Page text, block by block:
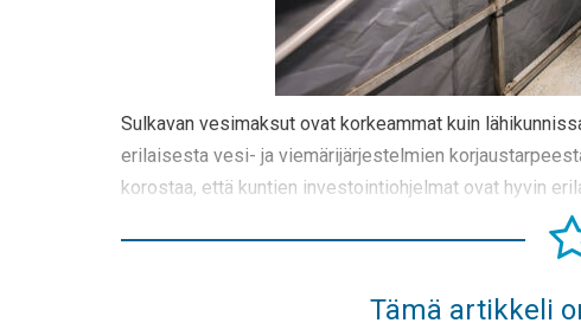
Sulkavan vesimaksut ovat korkeammat kuin
erilaisesta vesi- ja viemärijärjestelmien
korostaa, että kuntien investointiohjelmat ovat hyvin
Tämä artikkeli